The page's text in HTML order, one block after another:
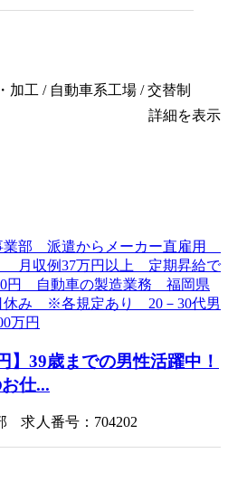
加工 / 自動車系工場 / 交替制
詳細を表示
】39歳までの男性活躍中！
仕...
求人番号：704202